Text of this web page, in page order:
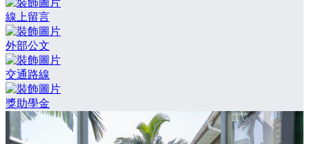
線上留言
外部公文
交通路線
獎助學金